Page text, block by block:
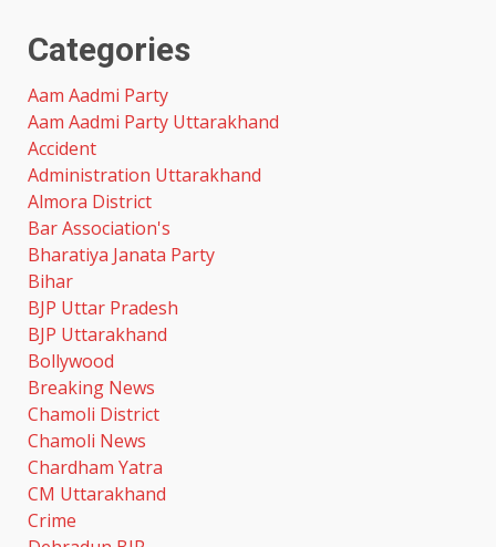
Categories
Aam Aadmi Party
Aam Aadmi Party Uttarakhand
Accident
Administration Uttarakhand
Almora District
Bar Association's
Bharatiya Janata Party
Bihar
BJP Uttar Pradesh
BJP Uttarakhand
Bollywood
Breaking News
Chamoli District
Chamoli News
Chardham Yatra
CM Uttarakhand
Crime